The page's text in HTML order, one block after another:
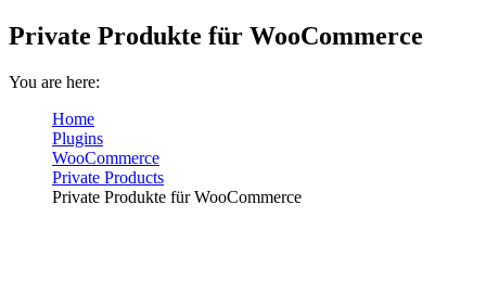
Private Produkte für WooCommerce
You are here:
Home
Plugins
WooCommerce
Private Products
Private Produkte für WooCommerce